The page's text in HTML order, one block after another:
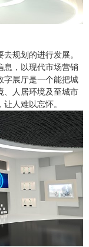
规划的进行发展。
息，以现代市场营销
字展厅是一个能把城
、人居环境及至城市
人难以忘怀。